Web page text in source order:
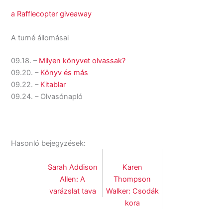
a Rafflecopter giveaway
A turné állomásai
09.18. – Milyen könyvet olvassak?
09.20. – Könyv és más
09.22. – Kitablar
09.24. – Olvasónapló
Hasonló bejegyzések:
Sarah Addison
Allen: A
varázslat tava
Karen
Thompson
Walker: Csodák
kora